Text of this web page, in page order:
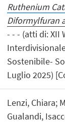
Ruthenium
Diformylfuran
- - - (atti di: XII
Sostenibile-
Luglio 2025)
Lenzi, Chiara;
Gualandi,